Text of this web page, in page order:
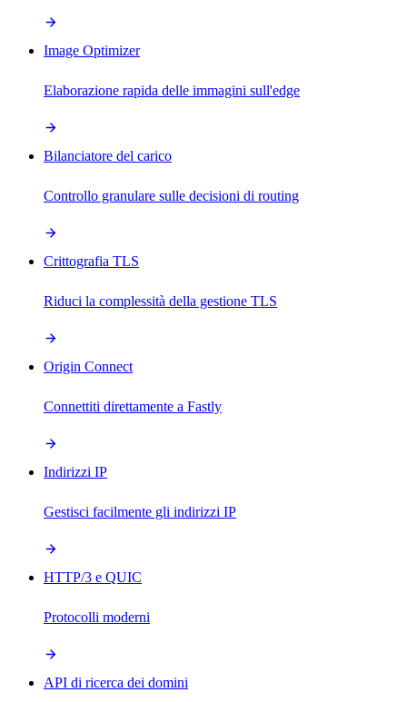
Image Optimizer
Elaborazione rapida delle immagini sull'edge
Bilanciatore del carico
Controllo granulare sulle decisioni di routing
Crittografia TLS
Riduci la complessità della gestione TLS
Origin Connect
Connettiti direttamente a Fastly
Indirizzi IP
Gestisci facilmente gli indirizzi IP
HTTP/3 e QUIC
Protocolli moderni
API di ricerca dei domini